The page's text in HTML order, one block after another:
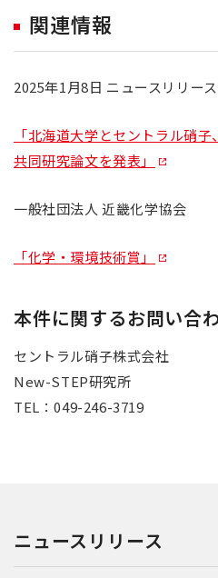
関連情報
2025年1月8日 ニュースリリース
「北海道大学とセントラル硝
共同研究論文を発表」
一般社団法人 近畿化学協会
「化学・環境技術賞」
本件に関するお問い合
セントラル硝子株式会社
New-STEP研究所
TEL：049-246-3719
ニュースリリース